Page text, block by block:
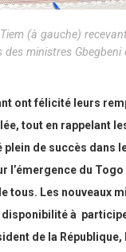
(à gauche)
des ministres Gbegbeni
ont félicité leurs
tout en rappelant
plein de succès dans
l’émergence du Togo
tous. Les nouveaux
disponibilité à
de la République,